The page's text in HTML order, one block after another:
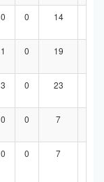
0 0 14
1 0 19
3 0 23
0 0 7
0 0 7